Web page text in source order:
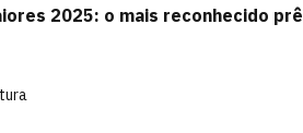
2025: o mais reconhecido